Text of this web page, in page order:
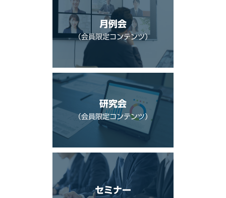
月例会
（会員限定コンテンツ）
研究会
（会員限定コンテンツ）
セミナー